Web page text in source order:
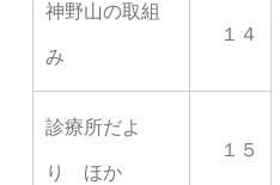
神野山の取組
み
１４
診療所だよ
り ほか
１５